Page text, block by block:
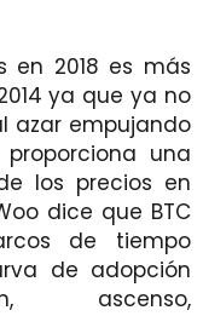
en 2018 es más
ya que ya no
azar empujando
una
los precios en
dice que BTC
de tiempo
de adopción
ascenso,